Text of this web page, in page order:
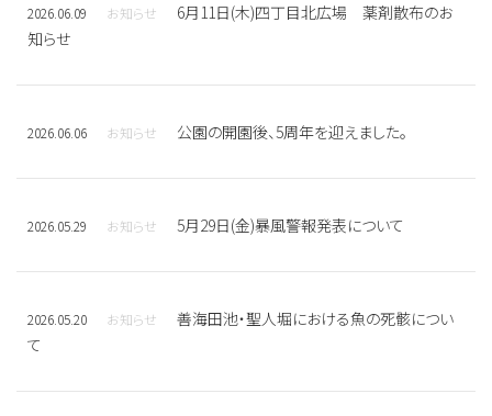
2026.06.09 お知らせ
6月11日(木)四丁目北広場 薬剤散布のお
知らせ
2026.06.06 お知らせ 公園の開園後、5周年を迎えました。
2026.05.29 お知らせ 5月29日(金)暴風警報発表について
2026.05.20 お知らせ
善海田池・聖人堀における魚の死骸につい
て